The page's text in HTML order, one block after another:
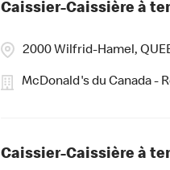
Caissier-Caissière à
2000 Wilfrid-Hamel,
McDonald's du Canada -
Caissier-Caissière à